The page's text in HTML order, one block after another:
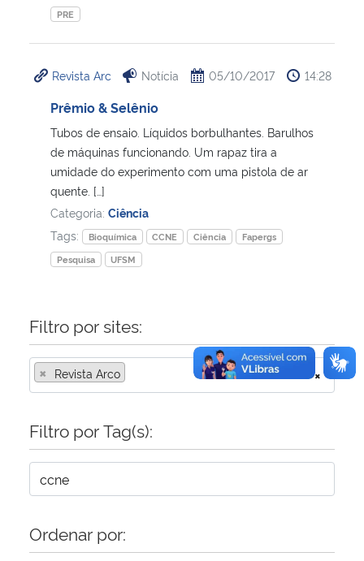
Gabinete de Segurança Institucional
PRE
Revista Arc Notícia 05/10/2017 14:28
Prêmio & Selênio
Tubos de ensaio. Líquidos borbulhantes. Barulhos
de máquinas funcionando. Um rapaz tira a
umidade do experimento com uma pistola de ar
quente. […]
Categoria: Ciência
Tags:
Bioquímica CCNE Ciência
Fapergs
Pesquisa
UFSM
Filtro por sites:
×
× Revista Arco
Filtro por Tag(s):
Ordenar por: